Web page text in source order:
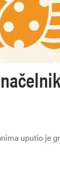
uputio je